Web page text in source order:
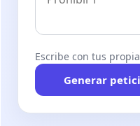
Escribe con tus
Generar